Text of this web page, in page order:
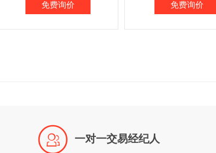
免费询价 免费询价
 一对一交易经纪人